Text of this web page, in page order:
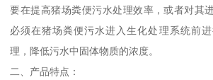
要在提高猪场粪便污水处理效率，或者对其
必须在猪场粪便污水进入生化处理系统前
理，降低污水中固体物质的浓度。
二、产品特点：